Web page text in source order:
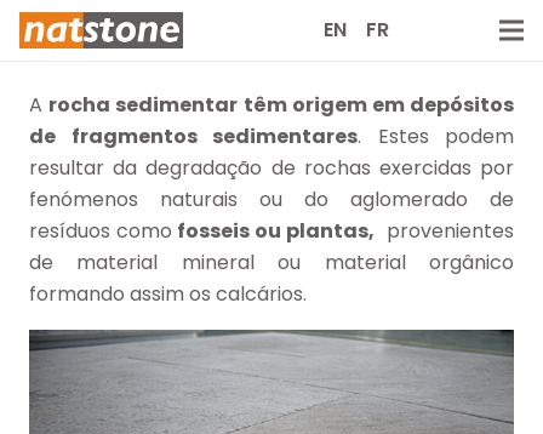
EN FR
A rocha sedimentar têm origem em depósitos
de fragmentos sedimentares. Estes podem
resultar da degradação de rochas exercidas por
fenómenos naturais ou do aglomerado de
resíduos como fosseis ou plantas, provenientes
de material mineral ou material orgânico
formando assim os calcários.